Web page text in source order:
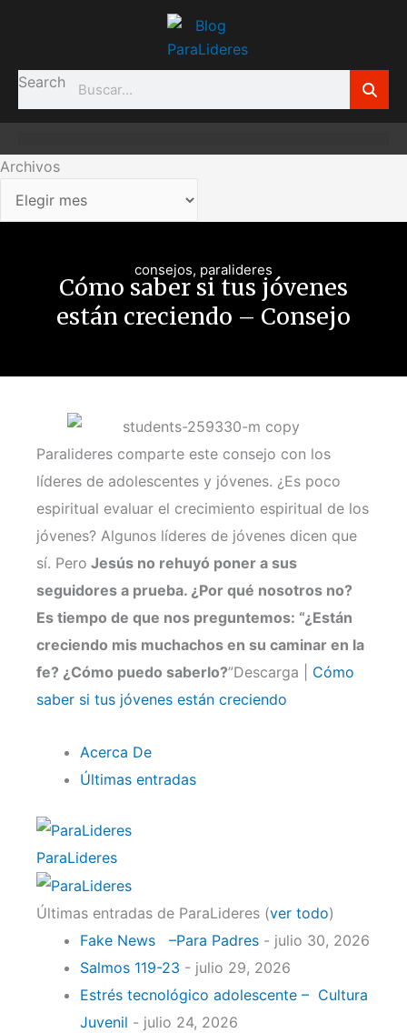
Search
Archivos
consejos, paralideres
Cómo saber si tus jóvenes
están creciendo – Consejo
Paralideres comparte este consejo con los
líderes de adolescentes y jóvenes. ¿Es poco
espiritual evaluar el crecimiento espiritual de los
jóvenes? Algunos líderes de jóvenes dicen que
sí. Pero Jesús no rehuyó poner a sus
seguidores a prueba. ¿Por qué nosotros no?
Es tiempo de que nos preguntemos: “¿Están
creciendo mis muchachos en su caminar en la
fe? ¿Cómo puedo saberlo?”Descarga |
Cómo
saber si tus jóvenes están creciendo
Acerca De
Últimas entradas
ParaLideres
Últimas entradas de ParaLideres (ver todo)
Fake News –Para Padres - julio 30, 2026
Salmos 119-23 - julio 29, 2026
Estrés tecnológico adolescente – Cultura
Juvenil - julio 24, 2026